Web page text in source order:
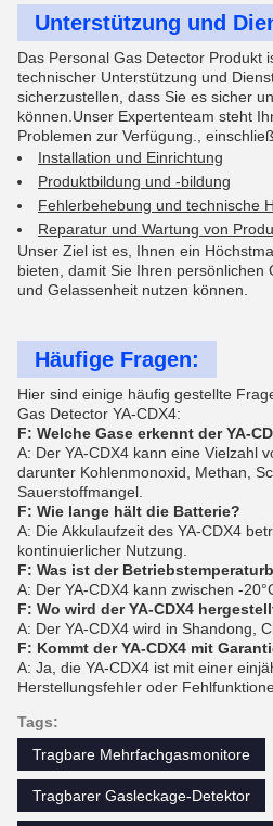
Unterstützung und
Das Personal Gas Detector Produkt
technischer Unterstützung und
sicherzustellen, dass Sie es sicher
können.Unser Expertenteam steht
Problemen zur Verfügung.,
Installation und Einrichtung
Produktbildung und -bildung
Fehlerbehebung und technische
Reparatur und Wartung von
Unser Ziel ist es, Ihnen ein
bieten, damit Sie Ihren persönlichen
und Gelassenheit nutzen können.
Häufige Fragen:
Hier sind einige häufig gestellte
Gas Detector YA-CDX4:
F: Welche Gase erkennt der YA-
A: Der YA-CDX4 kann eine Vielzahl
darunter Kohlenmonoxid, Methan,
Sauerstoffmangel.
F: Wie lange hält die Batterie?
A: Die Akkulaufzeit des YA-CDX4
kontinuierlicher Nutzung.
F: Was ist der
A: Der YA-CDX4 kann zwischen -
F: Wo wird der YA-CDX4
A: Der YA-CDX4 wird in Shandong,
F: Kommt der YA-CDX4 mit
A: Ja, die YA-CDX4 ist mit einer
Herstellungsfehler oder
Tags:
Tragbare Mehrfachgasmonitore
Tragbarer Gasleckage-Detektor